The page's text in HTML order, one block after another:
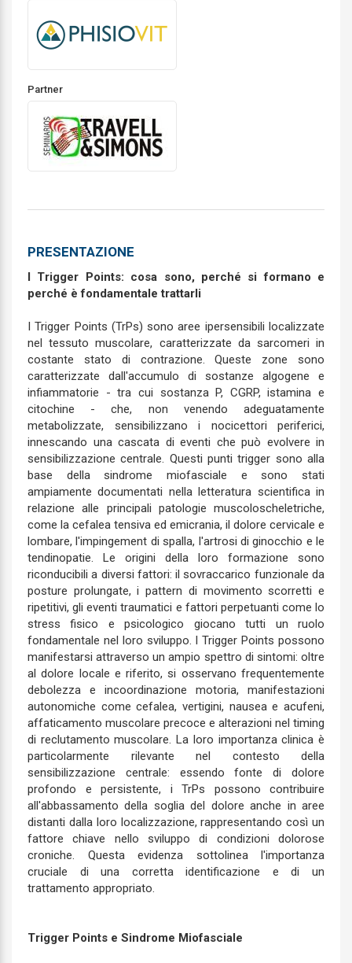
Partner
PRESENTAZIONE
I Trigger Points: cosa sono, perché si formano e
perché è fondamentale trattarli
I Trigger Points (TrPs) sono aree ipersensibili localizzate
nel tessuto muscolare, caratterizzate da sarcomeri in
costante stato di contrazione. Queste zone sono
caratterizzate dall'accumulo di sostanze algogene e
infiammatorie - tra cui sostanza P, CGRP, istamina e
citochine - che, non venendo adeguatamente
metabolizzate, sensibilizzano i nocicettori periferici,
innescando una cascata di eventi che può evolvere in
sensibilizzazione centrale. Questi punti trigger sono alla
base della sindrome miofasciale e sono stati
ampiamente documentati nella letteratura scientifica in
relazione alle principali patologie muscoloscheletriche,
come la cefalea tensiva ed emicrania, il dolore cervicale e
lombare, l'impingement di spalla, l'artrosi di ginocchio e le
tendinopatie. Le origini della loro formazione sono
riconducibili a diversi fattori: il sovraccarico funzionale da
posture prolungate, i pattern di movimento scorretti e
ripetitivi, gli eventi traumatici e fattori perpetuanti come lo
stress fisico e psicologico giocano tutti un ruolo
fondamentale nel loro sviluppo. I Trigger Points possono
manifestarsi attraverso un ampio spettro di sintomi: oltre
al dolore locale e riferito, si osservano frequentemente
debolezza e incoordinazione motoria, manifestazioni
autonomiche come cefalea, vertigini, nausea e acufeni,
affaticamento muscolare precoce e alterazioni nel timing
di reclutamento muscolare. La loro importanza clinica è
particolarmente rilevante nel contesto della
sensibilizzazione centrale: essendo fonte di dolore
profondo e persistente, i TrPs possono contribuire
all'abbassamento della soglia del dolore anche in aree
distanti dalla loro localizzazione, rappresentando così un
fattore chiave nello sviluppo di condizioni dolorose
croniche. Questa evidenza sottolinea l'importanza
cruciale di una corretta identificazione e di un
trattamento appropriato.
Trigger Points e Sindrome Miofasciale